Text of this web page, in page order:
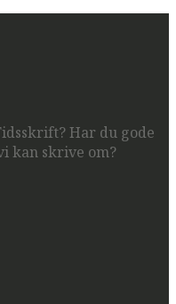
Har du gode
kan skrive om?